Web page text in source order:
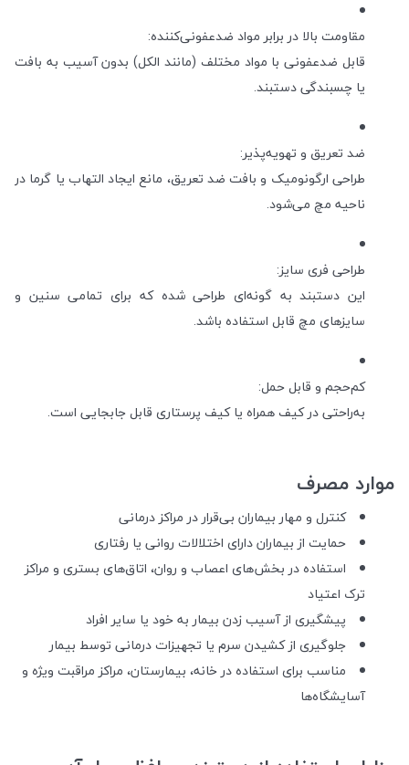
مقاومت بالا در برابر مواد ضدعفونی‌کننده:
قابل ضدعفونی با مواد مختلف (مانند الکل) بدون آسیب به بافت
یا چسبندگی دستبند.
ضد تعریق و تهویه‌پذیر:
طراحی ارگونومیک و بافت ضد تعریق، مانع ایجاد التهاب یا گرما در
ناحیه مچ می‌شود.
طراحی فری سایز:
این دستبند به گونه‌ای طراحی شده که برای تمامی سنین و
سایزهای مچ قابل استفاده باشد.
کم‌حجم و قابل حمل:
به‌راحتی در کیف همراه یا کیف پرستاری قابل جابجایی است.
موارد مصرف
کنترل و مهار بیماران بی‌قرار در مراکز درمانی
حمایت از بیماران دارای اختلالات روانی یا رفتاری
استفاده در بخش‌های اعصاب و روان، اتاق‌های بستری و مراکز
ترک اعتیاد
پیشگیری از آسیب زدن بیمار به خود یا سایر افراد
جلوگیری از کشیدن سرم یا تجهیزات درمانی توسط بیمار
مناسب برای استفاده در خانه، بیمارستان، مراکز مراقبت ویژه و
آسایشگاه‌ها